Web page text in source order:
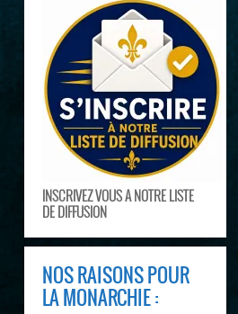
INSCRIVEZ VOUS A NOTRE LISTE
DE DIFFUSION
NOS RAISONS POUR
LA MONARCHIE :